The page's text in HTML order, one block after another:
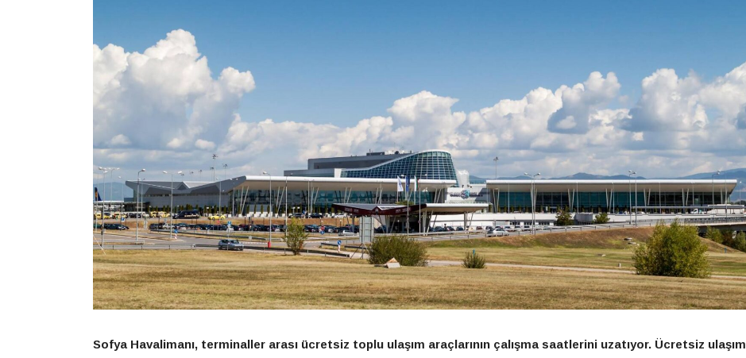
Sofya Havalimanı, terminaller arası ücretsiz toplu ulaşım araçlarının çalışma saatlerini uzatıyor. Ücretsiz ulaşım